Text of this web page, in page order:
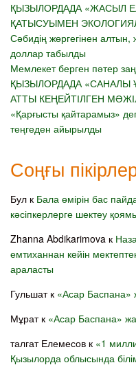
ҚЫЗЫЛОРДАДА «ЖАСЫЛ
ҚАТЫСУЫМЕН
Сәбидің жөргегінен алтын,
доллар табылды
Мемлекет берген пәтер
ҚЫЗЫЛОРДАДА «САНАЛЫ
АТТЫ КЕҢЕЙТІЛГЕН
«Қарғысты қайтарамыз»
теңгеден айырылды
Соңғы
Бул к Бала өмірін бас
кәсіпкерлерге шектеу
Zhanna Abdikarimova к
емтиханнан кейін
араласты
Гульшатк «Асар
Мұратк «Асар Баспана»
талгат Елемесов к «1
Қызылорда облысында